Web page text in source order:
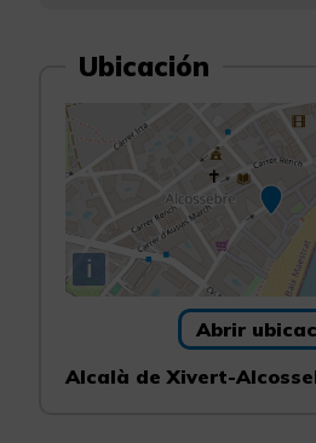
Ubicación
i
Abrir
Alcalà de Xivert-